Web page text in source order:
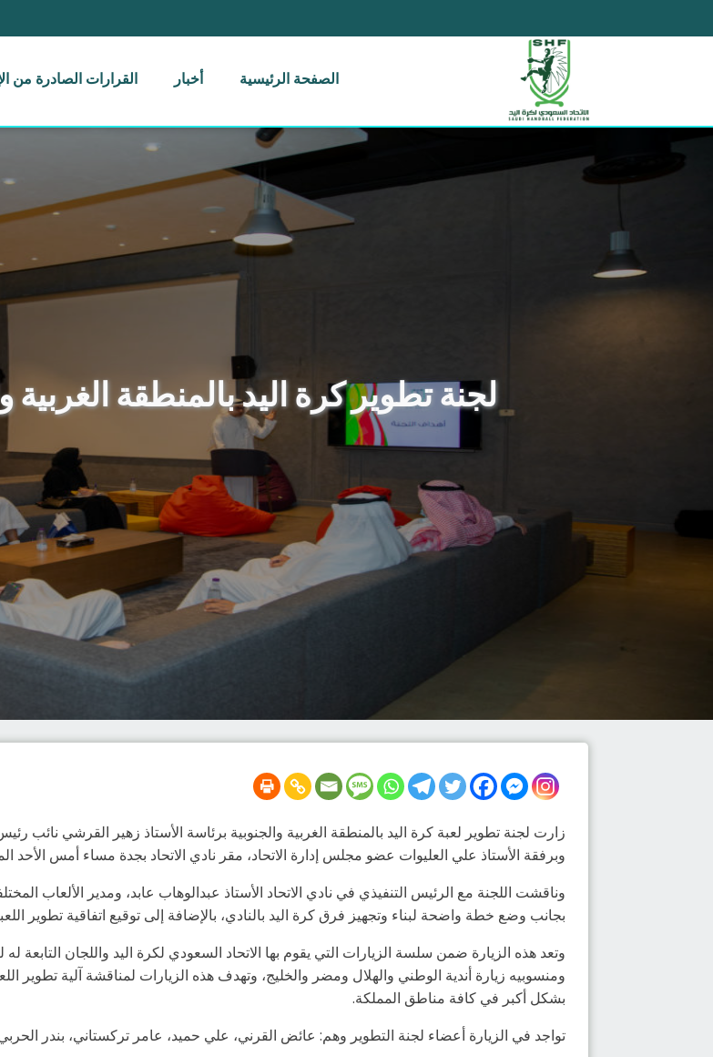
الصفحة الرئيسية أخبار القرارات الصادرة من
لجنة تطوير كرة اليد بالمنطقة الغربية
زارت لجنة تطوير لعبة كرة اليد بالمنطقة الغربية والجنوبية برئاسة الأستاذ زهير القرشي نائب
وبرفقة الأستاذ علي العليوات عضو مجلس إدارة الاتحاد، مقر نادي الاتحاد بجدة مساء أمس الأحد الموافق 6
وناقشت اللجنة مع الرئيس التنفيذي في نادي الاتحاد الأستاذ عبدالوهاب عابد، ومدير الألعاب
بجانب وضع خطة واضحة لبناء وتجهيز فرق كرة اليد بالنادي، بالإضافة إلى توقيع اتفاقية تطوير
وتعد هذه الزيارة ضمن سلسة الزيارات التي يقوم بها الاتحاد السعودي لكرة اليد واللجان التابعة
ومنسوبيه زيارة أندية الوطني والهلال ومضر والخليج، وتهدف هذه الزيارات لمناقشة آلية تطوير
بشكل أكبر في كافة مناطق المملكة.
تواجد في الزيارة أعضاء لجنة التطوير وهم: عائض القرني، علي حميد، عامر تركستاني، بندر